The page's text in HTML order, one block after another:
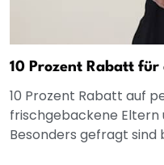
10 Prozent Rabatt
10 Prozent Rabatt auf
frischgebackene Eltern
Besonders gefragt sind